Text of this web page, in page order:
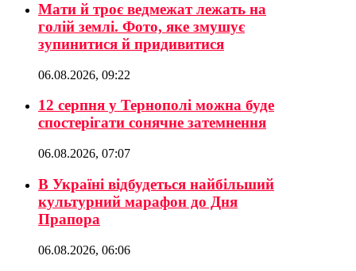
Мати й троє ведмежат лежать на
голій землі. Фото, яке змушує
зупинитися й придивитися
06.08.2026, 09:22
12 серпня у Тернополі можна буде
спостерігати сонячне затемнення
06.08.2026, 07:07
В Україні відбудеться найбільший
культурний марафон до Дня
Прапора
06.08.2026, 06:06